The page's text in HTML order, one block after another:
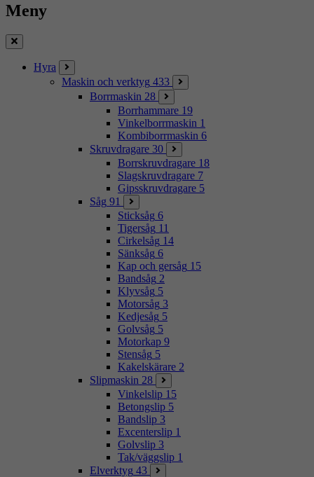
Meny
Stäng
Hyra
Maskin och verktyg 433
Borrmaskin 28
Borrhammare 19
Vinkelborrmaskin 1
Kombiborrmaskin 6
Skruvdragare 30
Borrskruvdragare 18
Slagskruvdragare 7
Gipsskruvdragare 5
Såg 91
Sticksåg 6
Tigersåg 11
Cirkelsåg 14
Sänksåg 6
Kap och gersåg 15
Bandsåg 2
Klyvsåg 5
Motorsåg 3
Kedjesåg 5
Golvsåg 5
Motorkap 9
Stensåg 5
Kakelskärare 2
Slipmaskin 28
Vinkelslip 15
Betongslip 5
Bandslip 3
Excenterslip 1
Golvslip 3
Tak/väggslip 1
Elverktyg 43